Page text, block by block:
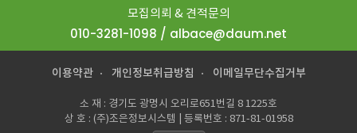
모집의뢰 & 견적문의
010-3281-1098 / albace@daum.net
이용약관 개인정보취급방침 이메일무단수집거부
소 재 : 경기도 광명시 오리로651번길 8 1225호
상 호 : (주)조은정보시스템 | 등록번호 : 871-81-01958